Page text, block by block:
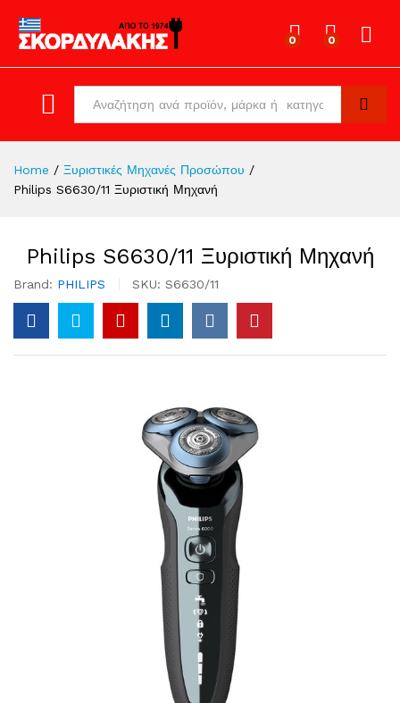
0 0
Search
Home / Ξυριστικές Μηχανές Προσώπου /
Philips S6630/11 Ξυριστική Μηχανή
Philips S6630/11 Ξυριστική Μηχανή
Brand: PHILIPS SKU: S6630/11